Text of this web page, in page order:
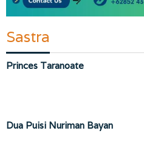
Sastra
Princes Taranoate
Dua Puisi Nuriman Bayan